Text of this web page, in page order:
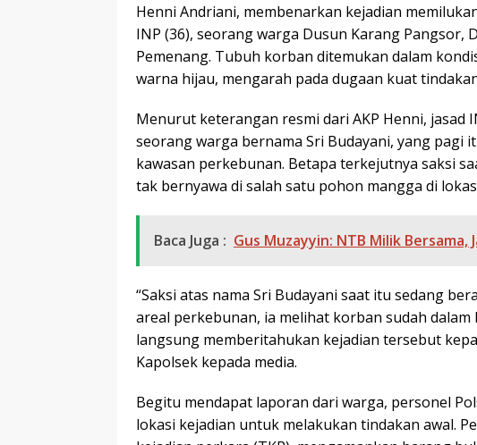
Henni Andriani, membenarkan kejadian
INP (36), seorang warga Dusun Karang Pangsor,
Pemenang. Tubuh korban ditemukan dalam
warna hijau, mengarah pada dugaan kuat
Menurut keterangan resmi dari AKP Henni, jasad
seorang warga bernama Sri Budayani, yang pagi
kawasan perkebunan. Betapa terkejutnya saksi
tak bernyawa di salah satu pohon mangga di
Baca Juga : Gus Muzayyin: NTB Milik Bersama,
“Saksi atas nama Sri Budayani saat itu sedang
areal perkebunan, ia melihat korban sudah
langsung memberitahukan kejadian tersebut
Kapolsek kepada media.
Begitu mendapat laporan dari warga, personel
lokasi kejadian untuk melakukan tindakan awal.